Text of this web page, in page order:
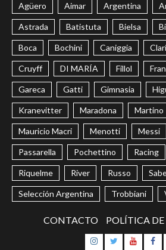
Agüero Aimar Argentina
Astrada Batistuta Bielsa
Boca Bochini Caniggia
Cruyff DI MARÍA Fillol
Gareca Gatti Gimnasia
Kranevitter Maradona Martino
Mauricio Macri Menotti Messi
Passarella Pochettino Racing
Riquelme River Russo
Selección Argentina Trobbiani
CONTACTO POLÍTICA
Instagram
TwitterYoutube